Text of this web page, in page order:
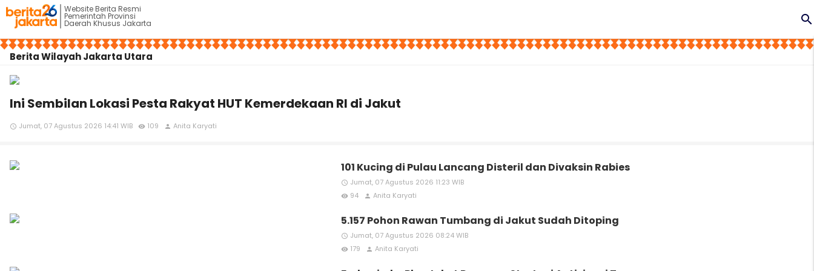
Website Berita Resmi
Pemerintah Provinsi
Daerah Khusus Jakarta search
Berita Wilayah Jakarta Utara
Ini Sembilan Lokasi Pesta Rakyat HUT Kemerdekaan RI di Jakut
access_time Jumat, 07 Agustus 2026 14:41 WIB remove_red_eye 109 person Anita Karyati
101 Kucing di Pulau Lancang Disteril dan Divaksin Rabies
access_time Jumat, 07 Agustus 2026 11:23 WIB
remove_red_eye 94 person Anita Karyati
5.157 Pohon Rawan Tumbang di Jakut Sudah Ditoping
access_time Jumat, 07 Agustus 2026 08:24 WIB
remove_red_eye 179 person Anita Karyati